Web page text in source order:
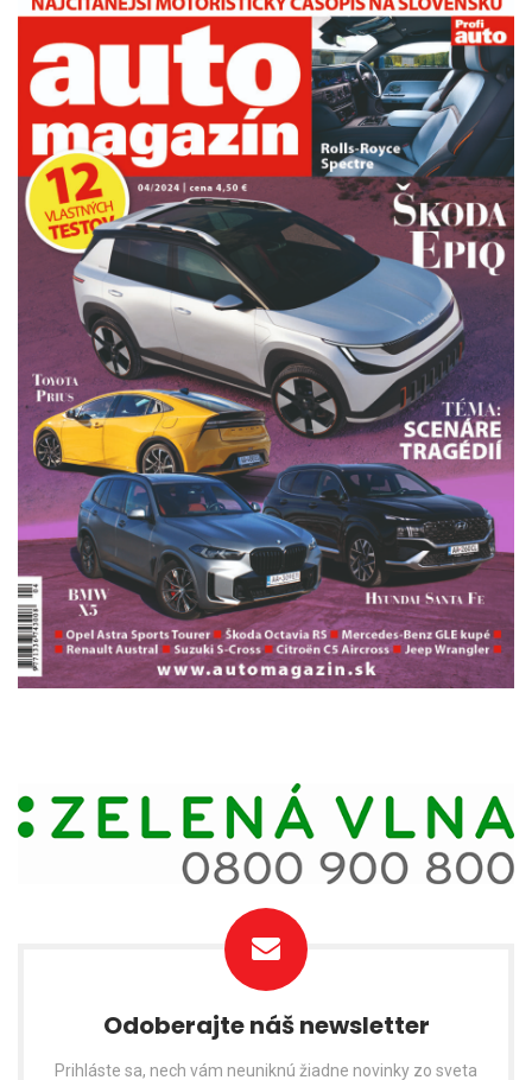
Odoberajte náš newsletter
Prihláste sa, nech vám neuniknú žiadne novinky zo sveta